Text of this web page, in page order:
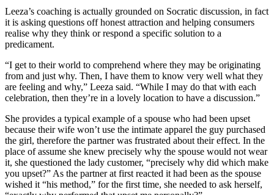
Leeza’s coaching is actually grounded on Socratic discussion, in fact
it is asking questions off honest attraction and helping consumers
realise why they think or respond a specific solution to a
predicament.
“I get to their world to comprehend where they may be originating
from and just why. Then, I have them to know very well what they
are feeling and why,” Leeza said. “While I may do that with each
celebration, then they’re in a lovely location to have a discussion.”
She provides a typical example of a spouse who had been upset
because their wife won’t use the intimate apparel the guy purchased
the girl, therefore the partner was frustrated about their effect. In the
place of assume she knew precisely why the spouse would not wear
it, she questioned the lady customer, “precisely why did which make
you upset?” As the partner at first reacted it had been as the spouse
wished it “his method,” for the first time, she needed to ask herself,